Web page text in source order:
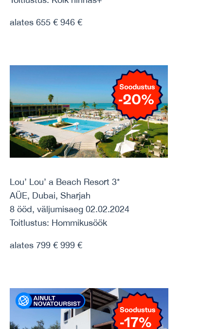
alates 655 € 946 €
Lou’ Lou’ a Beach Resort 3*
AÜE, Dubai, Sharjah
8 ööd, väljumisaeg 02.02.2024
Toitlustus: Hommikusöök
alates 799 € 999 €